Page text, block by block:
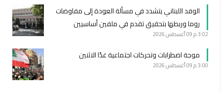
الوفد اللبناني يتشدد في مسألة العودة إلى مفاوضات
روما وربطها بتحقيق تقدم في ملفين أساسيين
3:02 م 09 أغسطس 2026
موجة اضطرابات وتحركات اجتماعية غدًا الاثنين
3:00 م 09 أغسطس 2026